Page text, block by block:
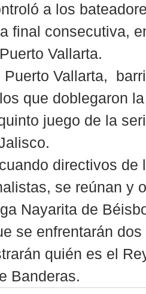
a los
final consecutiva,
Vallarta.
Vallarta,
que doblegaron
juego de la
directivos de
se reúnan y
Nayarita de
se enfrentarán
quién es el
Banderas.